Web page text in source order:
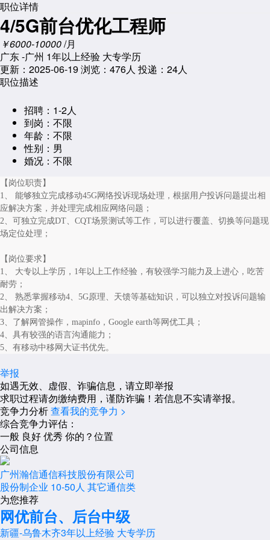
职位详情
4/5G前台优化工程师
￥6000-10000/月
广东 -广州 1年以上经验 大专学历
更新：2025-06-19浏览： 476人 投递：24人
职位描述
招聘： 1-2人
到岗： 不限
年龄： 不限
性别： 男
婚况： 不限
【岗位职责】
1、 能够独立完成移动45G网络投诉现场处理，根据用户投诉问题提出相
应解决方案，并处理完成相应网络问题；
2、可独立完成DT、CQT场景测试等工作，可以进行覆盖、切换等问题现
场定位处理；
【岗位要求】
1、 大专以上学历，1年以上工作经验，有较强学习能力及上进心，吃苦
耐劳；
2、 熟悉掌握移动4、5G原理、天馈等基础知识，可以独立对投诉问题输
出解决方案；
3、了解网管操作，mapinfo，Google earth等网优工具；
4、具有较强的语言沟通能力；
5、有移动中移网大证书优先。
举报
如遇无效、虚假、诈骗信息，请立即举报
求职过程请勿缴纳费用，谨防诈骗！若信息不实请举报。
竞争力分析查看我的竞争力 >
综合竞争力评估：
一般 良好优秀 你的？位置
公司信息
广州瀚信通信科技股份有限公司
股份制企业 10-50人 其它通信类
为您推荐
网优前台、后台中级
新疆-乌鲁木齐3年以上经验 大专学历